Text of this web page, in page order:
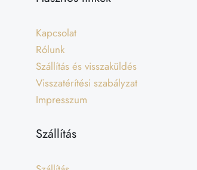
Kapcsolat
Rólunk
Szállítás és visszaküldés
Visszatérítési szabályzat
Impresszum
Szállítás